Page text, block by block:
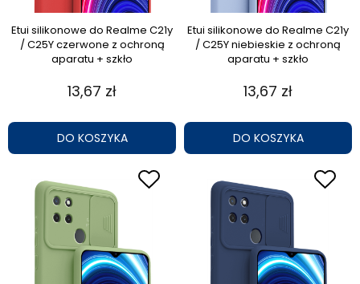
Etui silikonowe do Realme C21y
/ C25Y czerwone z ochroną
aparatu + szkło
13,67 zł
DO KOSZYKA
Etui silikonowe do Realme C21y
/ C25Y niebieskie z ochroną
aparatu + szkło
13,67 zł
DO KOSZYKA